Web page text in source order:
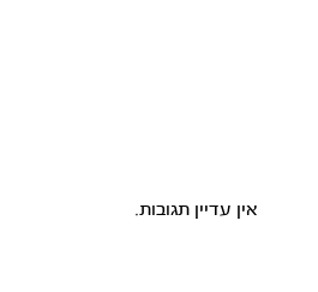
אין עדיין תגובות.